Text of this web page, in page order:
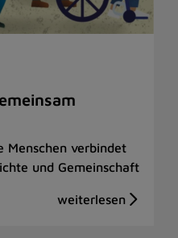
Menschen verbindet
und Gemeinschaft